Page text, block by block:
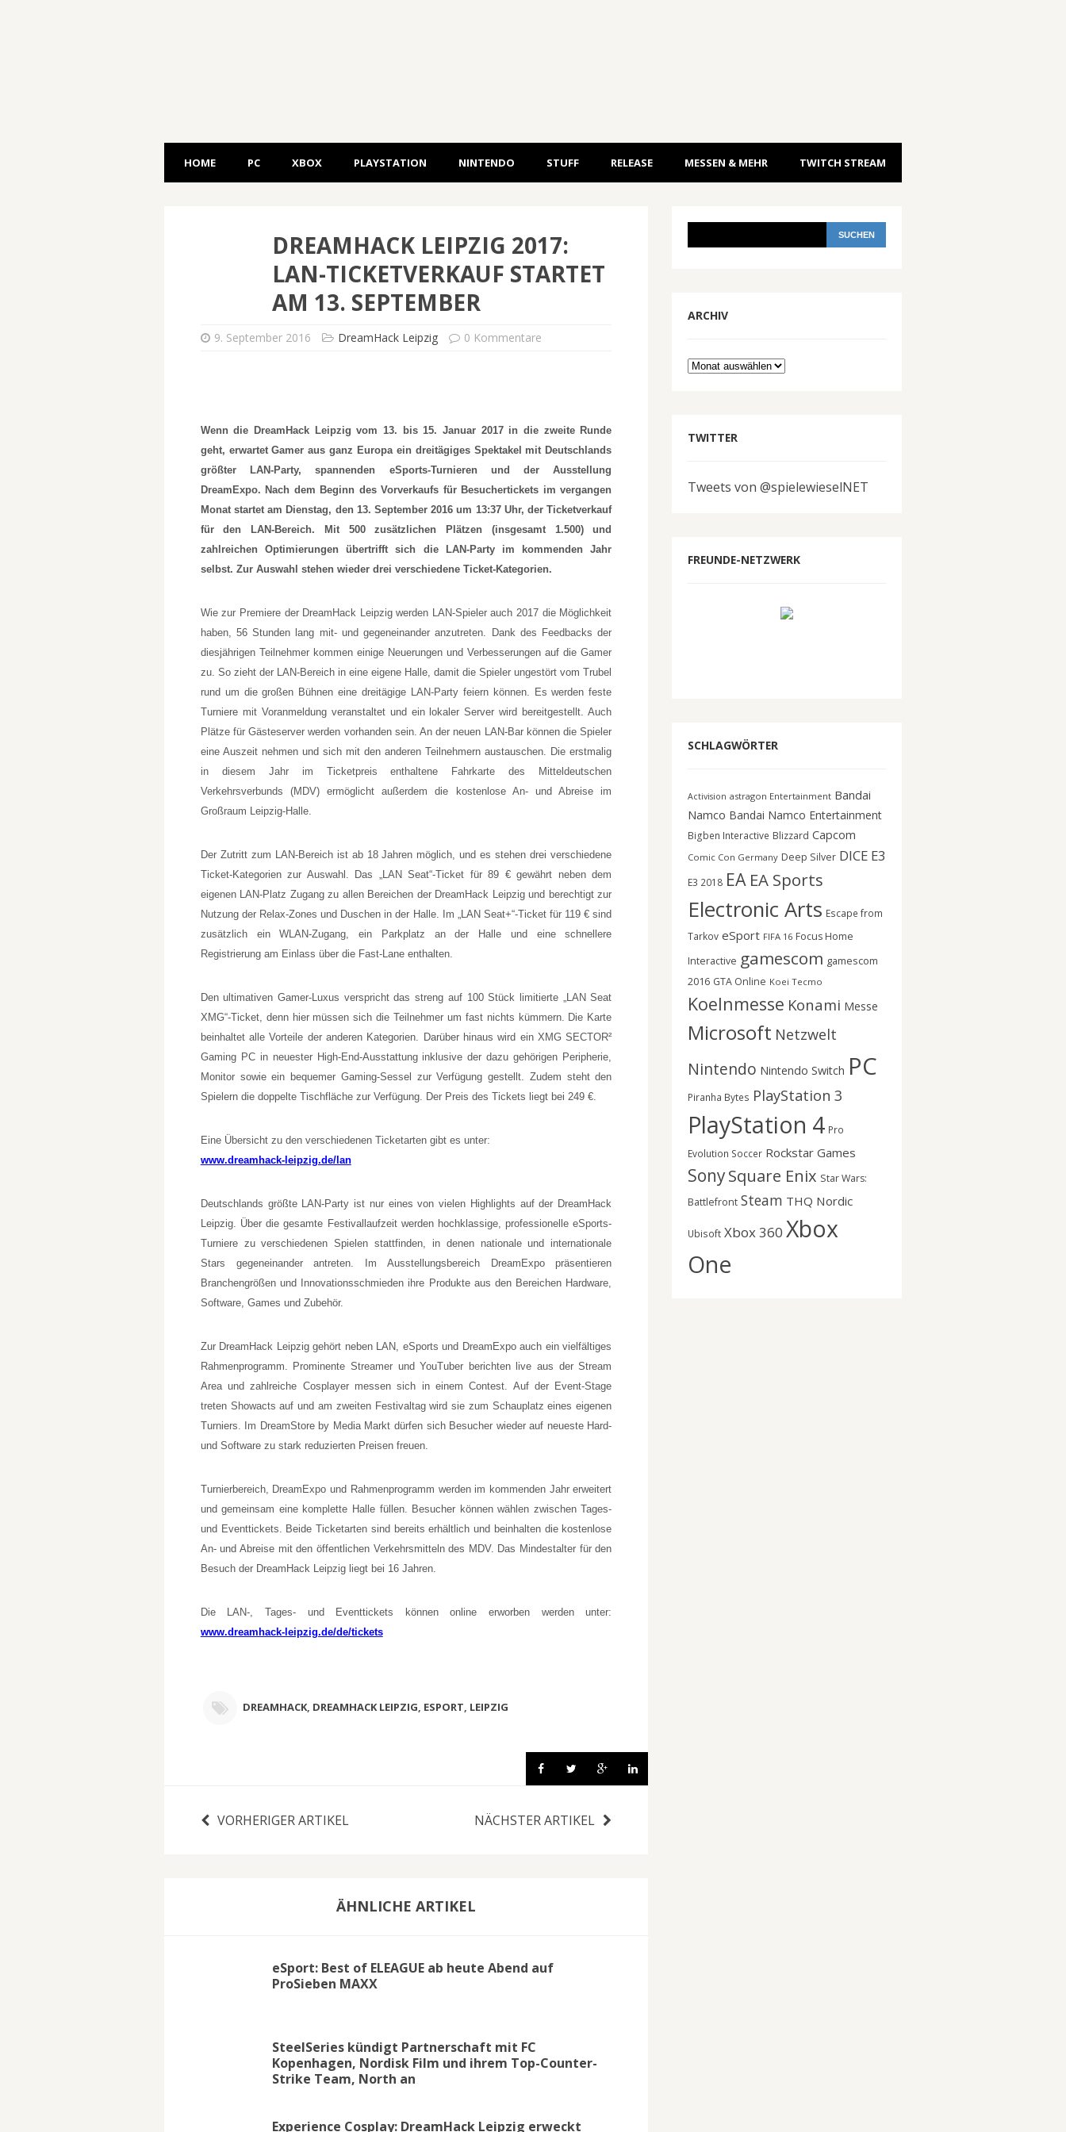
HOME PC XBOX PLAYSTATION NINTENDO STUFF RELEASE MESSEN & MEHR TWITCH STREAM
DREAMHACK LEIPZIG 2017:
LAN-TICKETVERKAUF STARTET
AM 13. SEPTEMBER
9. September 2016 DreamHack Leipzig 0 Kommentare
Wenn die DreamHack Leipzig vom 13. bis 15. Januar 2017 in die zweite Runde
geht, erwartet Gamer aus ganz Europa ein dreitägiges Spektakel mit Deutschlands
größter LAN-Party, spannenden eSports-Turnieren und der Ausstellung
DreamExpo. Nach dem Beginn des Vorverkaufs für Besuchertickets im vergangen
Monat startet am Dienstag, den 13. September 2016 um 13:37 Uhr, der Ticketverkauf
für den LAN-Bereich. Mit 500 zusätzlichen Plätzen (insgesamt 1.500) und
zahlreichen Optimierungen übertrifft sich die LAN-Party im kommenden Jahr
selbst. Zur Auswahl stehen wieder drei verschiedene Ticket-Kategorien.
Wie zur Premiere der DreamHack Leipzig werden LAN-Spieler auch 2017 die Möglichkeit
haben, 56 Stunden lang mit- und gegeneinander anzutreten. Dank des Feedbacks der
diesjährigen Teilnehmer kommen einige Neuerungen und Verbesserungen auf die Gamer
zu. So zieht der LAN-Bereich in eine eigene Halle, damit die Spieler ungestört vom Trubel
rund um die großen Bühnen eine dreitägige LAN-Party feiern können. Es werden feste
Turniere mit Voranmeldung veranstaltet und ein lokaler Server wird bereitgestellt. Auch
Plätze für Gästeserver werden vorhanden sein. An der neuen LAN-Bar können die Spieler
eine Auszeit nehmen und sich mit den anderen Teilnehmern austauschen. Die erstmalig
in diesem Jahr im Ticketpreis enthaltene Fahrkarte des Mitteldeutschen
Verkehrsverbunds (MDV) ermöglicht außerdem die kostenlose An- und Abreise im
Großraum Leipzig-Halle.
Der Zutritt zum LAN-Bereich ist ab 18 Jahren möglich, und es stehen drei verschiedene
Ticket-Kategorien zur Auswahl. Das „LAN Seat“-Ticket für 89 € gewährt neben dem
eigenen LAN-Platz Zugang zu allen Bereichen der DreamHack Leipzig und berechtigt zur
Nutzung der Relax-Zones und Duschen in der Halle. Im „LAN Seat+“-Ticket für 119 € sind
zusätzlich ein WLAN-Zugang, ein Parkplatz an der Halle und eine schnellere
Registrierung am Einlass über die Fast-Lane enthalten.
Den ultimativen Gamer-Luxus verspricht das streng auf 100 Stück limitierte „LAN Seat
XMG“-Ticket, denn hier müssen sich die Teilnehmer um fast nichts kümmern. Die Karte
beinhaltet alle Vorteile der anderen Kategorien. Darüber hinaus wird ein XMG SECTOR²
Gaming PC in neuester High-End-Ausstattung inklusive der dazu gehörigen Peripherie,
Monitor sowie ein bequemer Gaming-Sessel zur Verfügung gestellt. Zudem steht den
Spielern die doppelte Tischfläche zur Verfügung. Der Preis des Tickets liegt bei 249 €.
Eine Übersicht zu den verschiedenen Ticketarten gibt es unter:
www.dreamhack-leipzig.de/lan
Deutschlands größte LAN-Party ist nur eines von vielen Highlights auf der DreamHack
Leipzig. Über die gesamte Festivallaufzeit werden hochklassige, professionelle eSports-
Turniere zu verschiedenen Spielen stattfinden, in denen nationale und internationale
Stars gegeneinander antreten. Im Ausstellungsbereich DreamExpo präsentieren
Branchengrößen und Innovationsschmieden ihre Produkte aus den Bereichen Hardware,
Software, Games und Zubehör.
Zur DreamHack Leipzig gehört neben LAN, eSports und DreamExpo auch ein vielfältiges
Rahmenprogramm. Prominente Streamer und YouTuber berichten live aus der Stream
Area und zahlreiche Cosplayer messen sich in einem Contest. Auf der Event-Stage
treten Showacts auf und am zweiten Festivaltag wird sie zum Schauplatz eines eigenen
Turniers. Im DreamStore by Media Markt dürfen sich Besucher wieder auf neueste Hard-
und Software zu stark reduzierten Preisen freuen.
Turnierbereich, DreamExpo und Rahmenprogramm werden im kommenden Jahr erweitert
und gemeinsam eine komplette Halle füllen. Besucher können wählen zwischen Tages-
und Eventtickets. Beide Ticketarten sind bereits erhältlich und beinhalten die kostenlose
An- und Abreise mit den öffentlichen Verkehrsmitteln des MDV. Das Mindestalter für den
Besuch der DreamHack Leipzig liegt bei 16 Jahren.
Die LAN-, Tages- und Eventtickets können online erworben werden unter:
www.dreamhack-leipzig.de/de/tickets
DREAMHACK, DREAMHACK LEIPZIG, ESPORT, LEIPZIG
VORHERIGER ARTIKEL NÄCHSTER ARTIKEL
ÄHNLICHE ARTIKEL
eSport: Best of ELEAGUE ab heute Abend auf
ProSieben MAXX
SteelSeries kündigt Partnerschaft mit FC
Kopenhagen, Nordisk Film und ihrem Top-Counter-
Strike Team, North an
Experience Cosplay: DreamHack Leipzig erweckt
ARCHIV
Archiv
TWITTER
Tweets von @spielewieselNET
FREUNDE-NETZWERK
SCHLAGWÖRTER
Activision astragon Entertainment Bandai
Namco Bandai Namco Entertainment
Bigben Interactive Blizzard Capcom
Comic Con Germany Deep Silver DICE E3
E3 2018 EA EA Sports
Electronic Arts Escape from
Tarkov eSport FIFA 16 Focus Home
Interactive gamescom gamescom
2016 GTA Online Koei Tecmo
Koelnmesse Konami Messe
Microsoft Netzwelt
Nintendo Nintendo Switch PC
Piranha Bytes PlayStation 3
PlayStation 4 Pro
Evolution Soccer Rockstar Games
SonySquare Enix Star Wars:
Battlefront Steam THQ Nordic
Ubisoft Xbox 360 Xbox
One